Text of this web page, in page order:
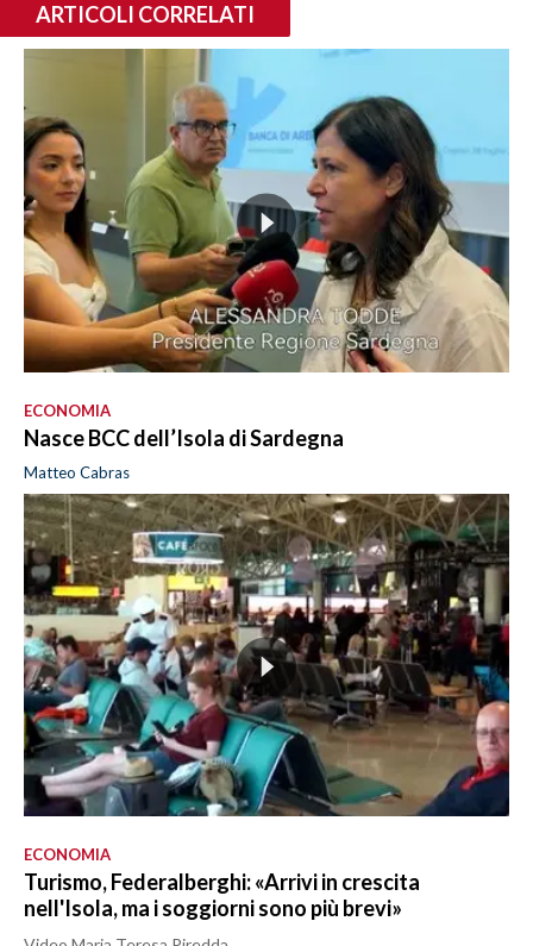
ARTICOLI CORRELATI
ECONOMIA
Nasce BCC dell’Isola di Sardegna
Matteo Cabras
ECONOMIA
Turismo, Federalberghi: «Arrivi in crescita
nell'Isola, ma i soggiorni sono più brevi»